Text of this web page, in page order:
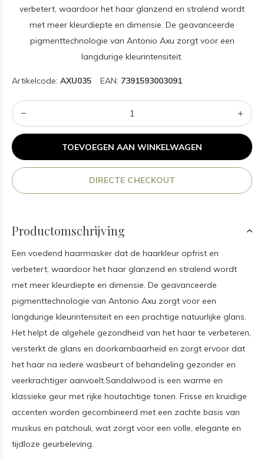
verbetert, waardoor het haar glanzend en stralend wordt
met meer kleurdiepte en dimensie. De geavanceerde
pigmenttechnologie van Antonio Axu zorgt voor een
langdurige kleurintensiteit.
Artikelcode: AXU035 EAN: 7391593003091
TOEVOEGEN AAN WINKELWAGEN
DIRECTE CHECKOUT
Productomschrijving
Een voedend haarmasker dat de haarkleur opfrist en
verbetert, waardoor het haar glanzend en stralend wordt
met meer kleurdiepte en dimensie. De geavanceerde
pigmenttechnologie van Antonio Axu zorgt voor een
langdurige kleurintensiteit en een prachtige natuurlijke glans.
Het helpt de algehele gezondheid van het haar te verbeteren,
versterkt de glans en doorkambaarheid en zorgt ervoor dat
het haar na iedere wasbeurt of behandeling gezonder en
veerkrachtiger aanvoelt.Sandalwood is een warme en
klassieke geur met rijke houtachtige tonen. Frisse en kruidige
accenten worden gecombineerd met een zachte basis van
muskus en patchouli, wat zorgt voor een volle, elegante en
tijdloze geurbeleving.